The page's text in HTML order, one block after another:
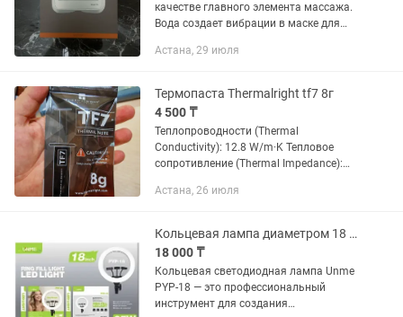
качестве главного элемента массажа.
Вода создает вибрации в маске для
наслаждаетесь расслабляющим
Астана, 29 июля
Термопаста Thermalright tf7 8г
4 500 ₸
Теплопроводности (Thermal
Conductivity): 12.8 W/m·K Тепловое
сопротивление (Thermal Impedance):
Gravity при 25°C): 2.8 г/см³ Рабочий
Астана, 26 июля
Кольцевая лампа диаметром 18 дюймов в комплекте со штативом 2.1м
18 000 ₸
Кольцевая светодиодная лампа Unme
PYP-18 — это профессиональный
инструмент для создания